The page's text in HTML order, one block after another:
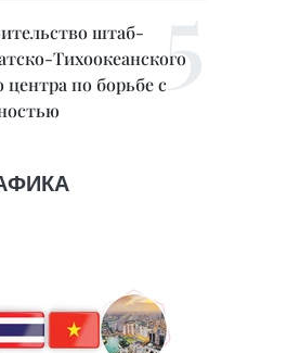
штаб-
Тихоокеанского
центра по борьбе с